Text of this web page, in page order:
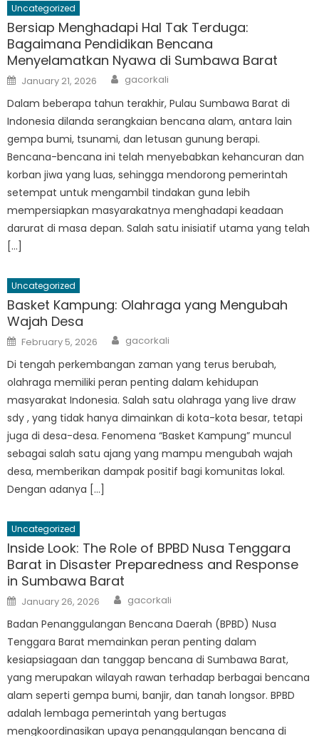
Uncategorized
Bersiap Menghadapi Hal Tak Terduga:
Bagaimana Pendidikan Bencana
Menyelamatkan Nyawa di Sumbawa Barat
Posted
on
January 21, 2026 Author
gacorkali
Dalam beberapa tahun terakhir, Pulau Sumbawa Barat di
Indonesia dilanda serangkaian bencana alam, antara lain
gempa bumi, tsunami, dan letusan gunung berapi.
Bencana-bencana ini telah menyebabkan kehancuran dan
korban jiwa yang luas, sehingga mendorong pemerintah
setempat untuk mengambil tindakan guna lebih
mempersiapkan masyarakatnya menghadapi keadaan
darurat di masa depan. Salah satu inisiatif utama yang telah
[…]
Uncategorized
Basket Kampung: Olahraga yang Mengubah
Wajah Desa
Posted
on
February 5, 2026 Author
gacorkali
Di tengah perkembangan zaman yang terus berubah,
olahraga memiliki peran penting dalam kehidupan
masyarakat Indonesia. Salah satu olahraga yang live draw
sdy , yang tidak hanya dimainkan di kota-kota besar, tetapi
juga di desa-desa. Fenomena “Basket Kampung” muncul
sebagai salah satu ajang yang mampu mengubah wajah
desa, memberikan dampak positif bagi komunitas lokal.
Dengan adanya […]
Uncategorized
Inside Look: The Role of BPBD Nusa Tenggara
Barat in Disaster Preparedness and Response
in Sumbawa Barat
Posted
on
January 26, 2026 Author
gacorkali
Badan Penanggulangan Bencana Daerah (BPBD) Nusa
Tenggara Barat memainkan peran penting dalam
kesiapsiagaan dan tanggap bencana di Sumbawa Barat,
yang merupakan wilayah rawan terhadap berbagai bencana
alam seperti gempa bumi, banjir, dan tanah longsor. BPBD
adalah lembaga pemerintah yang bertugas
mengkoordinasikan upaya penanggulangan bencana di